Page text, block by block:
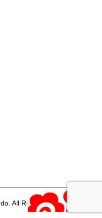
All Rights